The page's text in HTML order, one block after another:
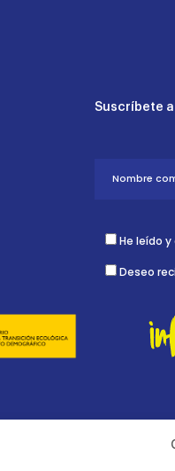
Suscríbete
He leído
Deseo